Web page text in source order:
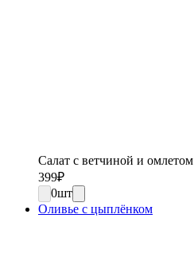
Салат с ветчиной и омлетом
399₽
0шт
Оливье с цыплёнком